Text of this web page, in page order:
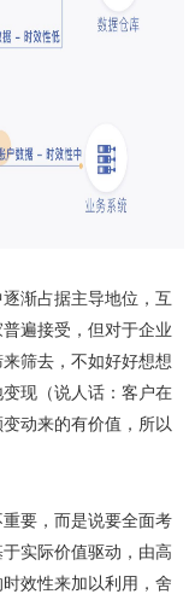
渐占据主导地位，互
遍接受，但对于企业
筛去，不如好好想想
现（说人话：客户在
动来的有价值，所以
要，而是说要全面考
实际价值驱动，由高
效性来加以利用，舍